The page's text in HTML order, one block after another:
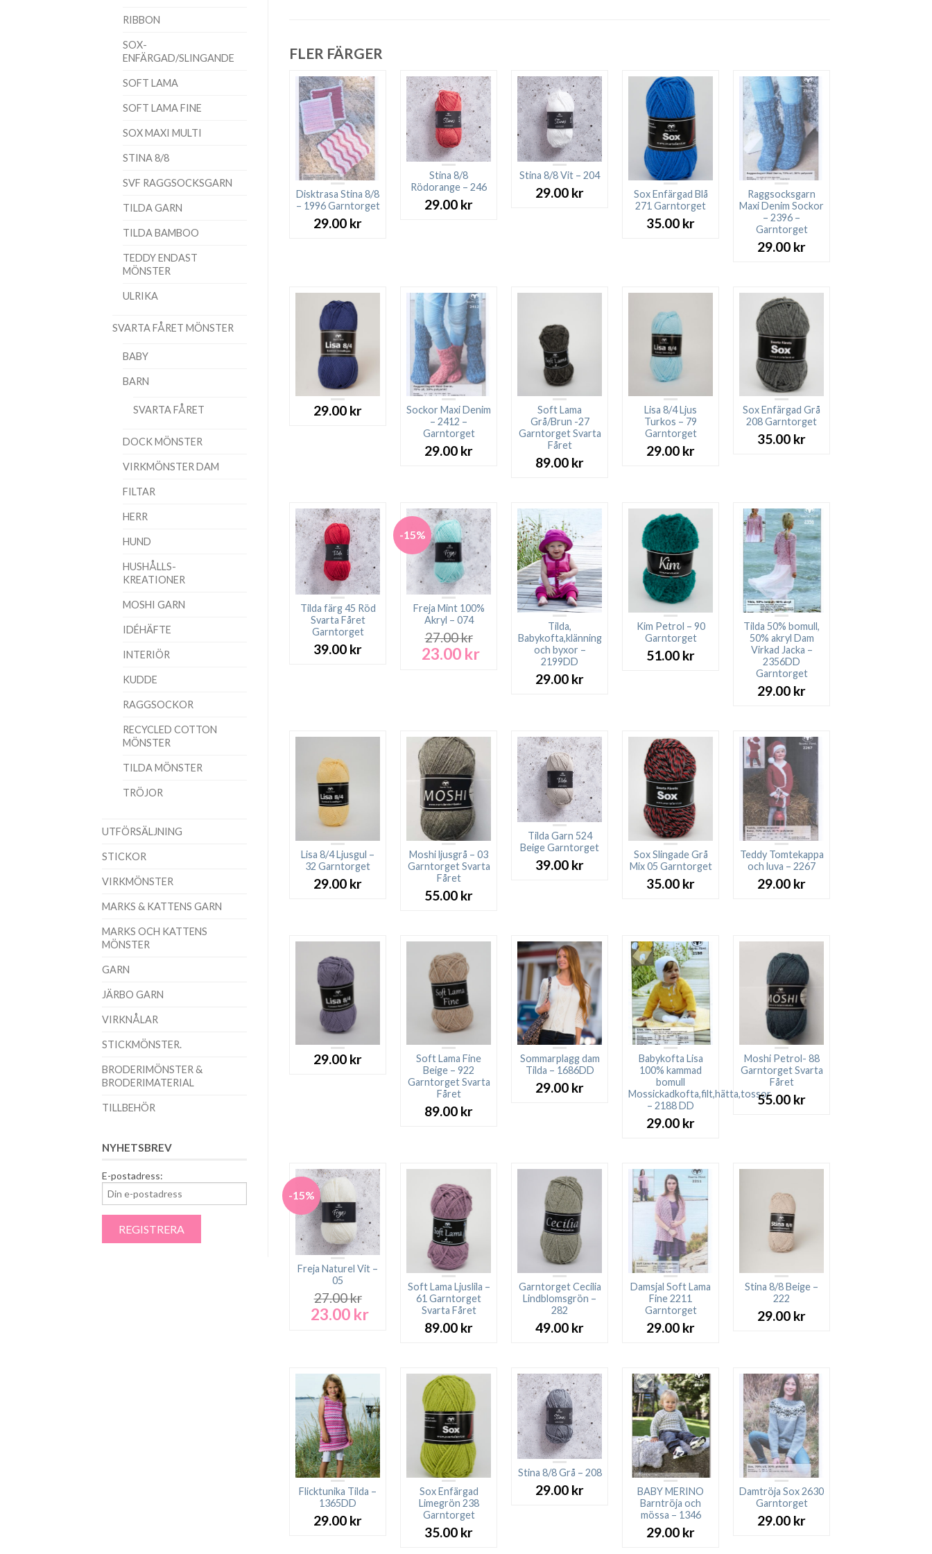
RIBBON
SOX-
ENFÄRGAD/SLINGANDE
SOFT LAMA
SOFT LAMA FINE
SOX MAXI MULTI
STINA 8/8
SVF RAGGSOCKSGARN
TILDA GARN
TILDA BAMBOO
TEDDY ENDAST
MÖNSTER
ULRIKA
SVARTA FÅRET MÖNSTER
BABY
BARN
SVARTA FÅRET
DOCK MÖNSTER
VIRKMÖNSTER DAM
FILTAR
HERR
HUND
HUSHÅLLS-
KREATIONER
MOSHI GARN
IDÉHÄFTE
INTERIÖR
KUDDE
RAGGSOCKOR
RECYCLED COTTON
MÖNSTER
TILDA MÖNSTER
TRÖJOR
UTFÖRSÄLJNING
STICKOR
VIRKMÖNSTER
MARKS & KATTENS GARN
MARKS OCH KATTENS
MÖNSTER
GARN
JÄRBO GARN
VIRKNÅLAR
STICKMÖNSTER.
BRODERIMÖNSTER &
BRODERIMATERIAL
TILLBEHÖR
NYHETSBREV
E-postadress:
FLER FÄRGER
Disktrasa Stina 8/8
– 1996 Garntorget
29.00 kr
Stina 8/8
Rödorange – 246
29.00 kr
Stina 8/8 Vit – 204
29.00 kr
Sox Enfärgad Blå
271 Garntorget
35.00 kr
Raggsocksgarn
Maxi Denim Sockor
– 2396 –
Garntorget
29.00 kr
29.00 kr
Sockor Maxi Denim
– 2412 –
Garntorget
29.00 kr
Soft Lama
Grå/Brun -27
Garntorget Svarta
Fåret
89.00 kr
Lisa 8/4 Ljus
Turkos – 79
Garntorget
29.00 kr
Sox Enfärgad Grå
208 Garntorget
35.00 kr
Tilda färg 45 Röd
Svarta Fåret
Garntorget
39.00 kr
-15%
Freja Mint 100%
Akryl – 074
27.00kr
Det
23.00 krDet
nuvarande
Tilda,
Babykofta,klänning
och byxor –
2199DD
29.00 kr
Kim Petrol – 90
Garntorget
51.00 kr
Tilda 50% bomull,
50% akryl Dam
Virkad Jacka –
2356DD
Garntorget
29.00 kr
Lisa 8/4 Ljusgul –
32 Garntorget
29.00 kr
Moshi ljusgrå – 03
Garntorget Svarta
Fåret
55.00 kr
Tilda Garn 524
Beige Garntorget
39.00 kr
Sox Slingade Grå
Mix 05 Garntorget
35.00 kr
Teddy Tomtekappa
och luva – 2267
29.00 kr
29.00 kr
Soft Lama Fine
Beige – 922
Garntorget Svarta
Fåret
89.00 kr
Sommarplagg dam
Tilda – 1686DD
29.00 kr
Babykofta Lisa
100% kammad
bomull
Mossickadkofta,filt,hätta,tossor
– 2188 DD
29.00 kr
Moshi Petrol- 88
Garntorget Svarta
Fåret
55.00 kr
-15%
Freja Naturel Vit –
05
27.00kr
Det
23.00 krDet
nuvarande
Soft Lama Ljuslila –
61 Garntorget
Svarta Fåret
89.00 kr
Garntorget Cecilia
Lindblomsgrön –
282
49.00 kr
Damsjal Soft Lama
Fine 2211
Garntorget
29.00 kr
Stina 8/8 Beige –
222
29.00 kr
Flicktunika Tilda –
1365DD
29.00 kr
Sox Enfärgad
Limegrön 238
Garntorget
35.00 kr
Stina 8/8 Grå – 208
29.00 kr
BABY MERINO
Barntröja och
mössa – 1346
29.00 kr
Damtröja Sox 2630
Garntorget
29.00 kr